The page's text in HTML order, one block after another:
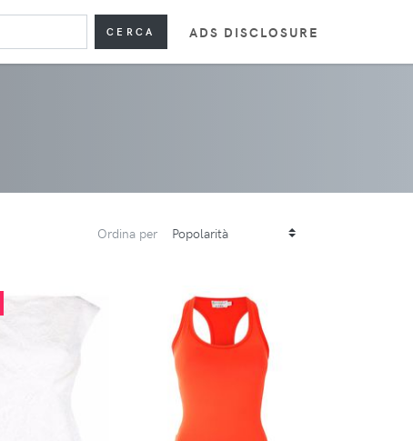
CERCA ADS DISCLOSURE
Ordina per